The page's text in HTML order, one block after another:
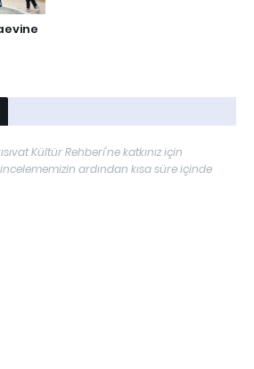
Kültür Rehberi'ne katkınız için
ardından kısa süre içinde